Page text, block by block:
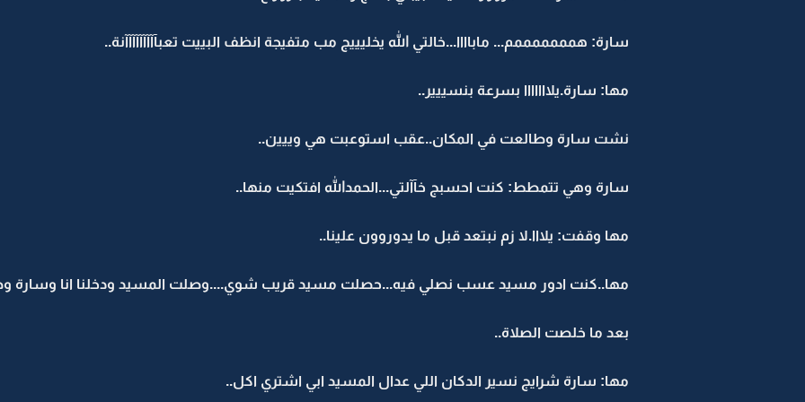
سارة: همممممممم... ماباااا...خالتي الله يخليييج مب متفيجة انظف البييت تعبآآآآآآآآآنة..
مها: سارة.يلااااااا بسرعة بنسييير..
نشت سارة وطالعت في المكان..عقب استوعبت هي وييين..
سارة وهي تتمطط: كنت احسبج خآآلتي...الحمدالله افتكيت منها..
مها وقفت: يلااا.لا زم نبتعد قبل ما يدوروون علينا..
مها..كنت ادور مسيد عسب نصلي فيه...حصلت مسيد قريب شوي....وصلت المسيد ودخلنا انا وسارة
بعد ما خلصت الصلاة..
مها: سارة شرايج نسير الدكان اللي عدال المسيد ابي اشتري اكل..